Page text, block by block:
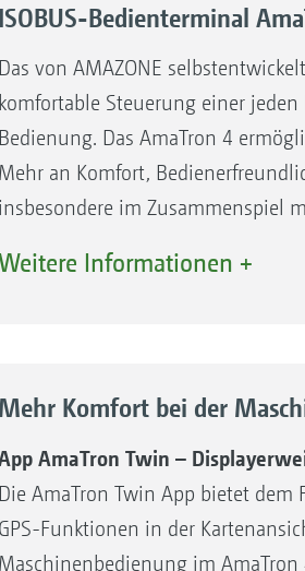
optimale Querverteilung des
sowie eine bedarfsgerechte
Düngerausbringung sicherstellen.
anderen muss er darauf achten,
Gräben, Wegen oder
angewandt wird, um eine
Fehlanwendungen kommen, da
Automatisierung komplexer
Bei der Folgeapplikation aktiviert
ISOBUS-Bedien­terminal
Das von AMAZONE
komfortable Steuerung einer
Bedienung. Das AmaTron 4
Mehr an Komfort,
insbesondere im Zusammenspiel
Rückseitige Handauflage für
DURCHDACHT!
Praxisorientierte und
Nutzung
Informationen +
Mehr Komfort bei der
AmaTron Twin –
Die AmaTron Twin App bietet
GPS-Funktionen in der
Maschinenbedienung im